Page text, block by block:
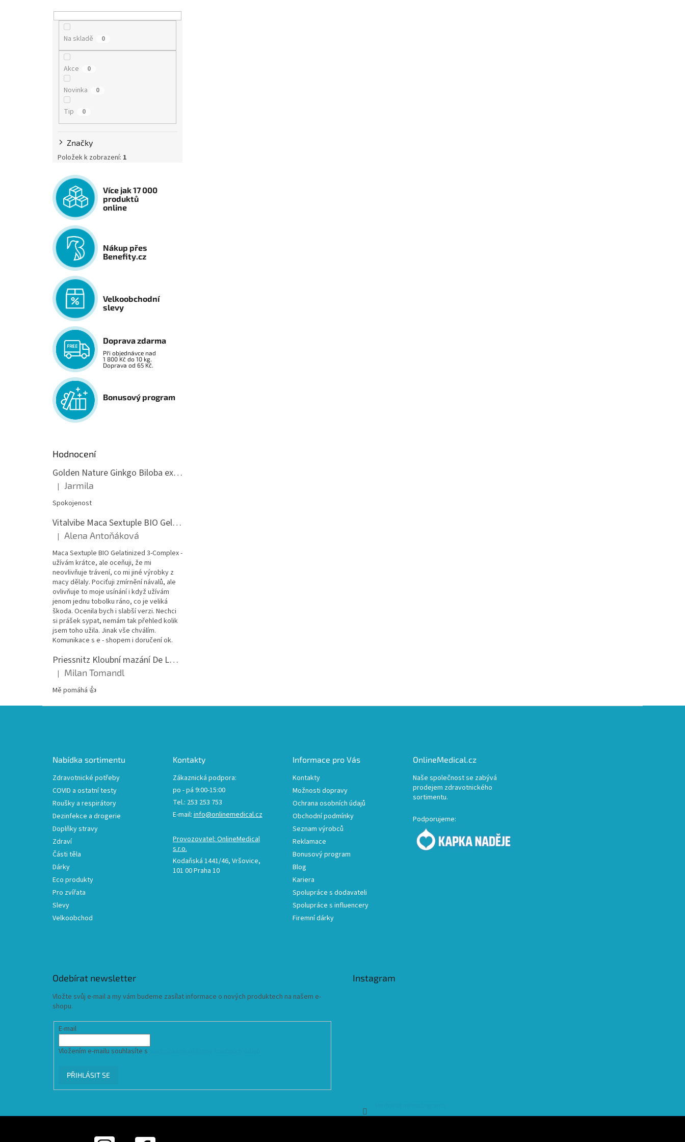
Na skladě 0
Akce 0
Novinka 0
Tip 0
Značky
Položek k zobrazení: 1
Více jak 17 000
produktů
online
Nákup přes
Benefity.cz
Velkoobchodní
slevy
Doprava zdarma
Při objednávce nad
1 800 Kč do 10 kg.
Doprava od 65 Kč.
Bonusový program
Hodnocení
Golden Nature Ginkgo Biloba extrakt 50:1 60mg, 100 kapslí
Hodnocení produktu je 5 z 5 hvězdiček.
| Jarmila
Spokojenost
Vitalvibe Maca Sextuple BIO Gelatinized 3-Complex, 60 kapslí
Hodnocení produktu je 5 z 5 hvězdiček.
| Alena Antoňáková
Maca Sextuple BIO Gelatinized 3-Complex -
užívám krátce, ale oceňuji, že mi
neovlivňuje trávení, co mi jiné výrobky z
macy dělaly. Pociťuji zmírnění návalů, ale
ovlivňuje to moje usínání i když užívám
jenom jednu tobolku ráno, co je veliká
škoda. Ocenila bych i slabší verzi. Nechci
si prášek sypat, nemám tak přehled kolik
jsem toho užila. Jinak vše chválím.
Komunikace s e - shopem i doručení ok.
Priessnitz Kloubní mazání De Luxe, 200ml
Hodnocení produktu je 5 z 5 hvězdiček.
| Milan Tomandl
Mě pomáhá 👍
Nabídka sortimentu
Zdravotnické potřeby
COVID a ostatní testy
Roušky a respirátory
Dezinfekce a drogerie
Doplňky stravy
Zdraví
Části těla
Dárky
Eco produkty
Pro zvířata
Slevy
Velkoobchod
Kontakty
Zákaznická podpora:
po - pá 9:00-15:00
Tel.: 253 253 753
E-mail: info@onlinemedical.cz
Provozovatel: OnlineMedical
s.r.o.
Kodaňská 1441/46, Vršovice,
101 00 Praha 10
Informace pro Vás
Kontakty
Možnosti dopravy
Ochrana osobních údajů
Obchodní podmínky
Seznam výrobců
Reklamace
Bonusový program
Blog
Kariera
Spolupráce s dodavateli
Spolupráce s influencery
Firemní dárky
OnlineMedical.cz
Naše společnost se zabývá
prodejem zdravotnického
sortimentu.
Podporujeme:
Odebírat newsletter
Vložte svůj e-mail a my vám budeme zasílat informace o nových produktech na našem e-
shopu.
E-mail
Vložením e-mailu souhlasíte s
PŘIHLÁSIT SE
Instagram